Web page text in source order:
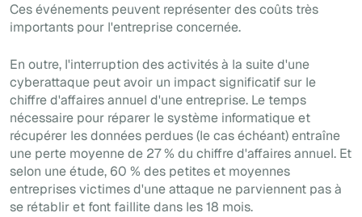
Ces événements peuvent représenter des coûts très
importants pour l'entreprise concernée.
En outre, l'interruption des activités à la suite d'une
cyberattaque peut avoir un impact significatif sur le
chiffre d'affaires annuel d'une entreprise. Le temps
nécessaire pour réparer le système informatique et
récupérer les données perdues (le cas échéant) entraîne
une perte moyenne de 27 % du chiffre d'affaires annuel. Et
selon une étude, 60 % des petites et moyennes
entreprises victimes d'une attaque ne parviennent pas à
se rétablir et font faillite dans les 18 mois.